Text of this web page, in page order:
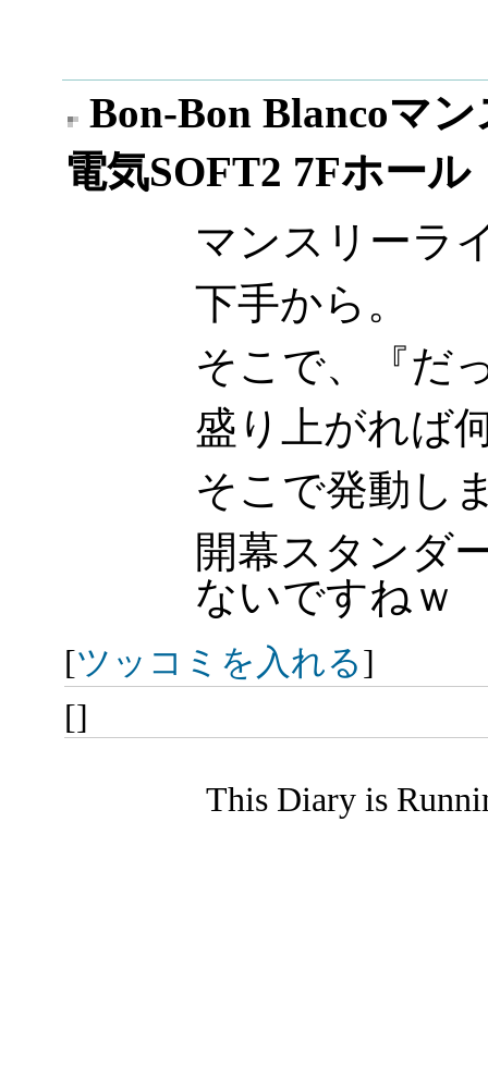
Bon-Bon Blancoマ
電気SOFT2 7Fホール
マンスリーラ
下手から。
そこで、『だ
盛り上がれば
そこで発動し
開幕スタンダ
ないですねｗ
[ツッコミを入れる]
[]
This Diary is